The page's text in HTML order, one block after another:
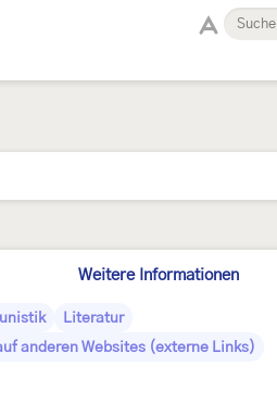
Weitere Informationen
Literatur
anderen Websites (externe Links)